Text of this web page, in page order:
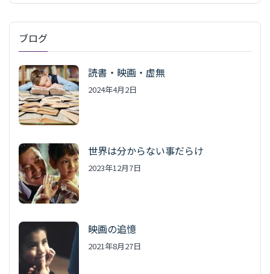
ブログ
読書・映画・虚無
2024年4月2日
世界は分からない事だらけ
2023年12月7日
映画の追憶
2021年8月27日